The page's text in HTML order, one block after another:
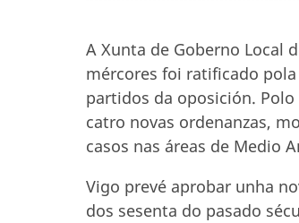
A Xunta de Goberno Local
mércores foi ratificado
partidos da oposición.
catro novas ordenanzas,
casos nas áreas de Medio
Vigo prevé aprobar unha
dos sesenta do pasado